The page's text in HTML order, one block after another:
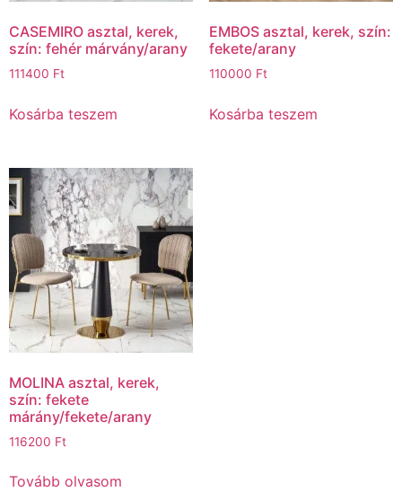
CASEMIRO asztal, kerek,
szín: fehér márvány/arany
111400 Ft
Kosárba teszem
EMBOS asztal, kerek, szín:
fekete/arany
110000 Ft
Kosárba teszem
MOLINA asztal, kerek,
szín: fekete
márány/fekete/arany
116200 Ft
Tovább olvasom